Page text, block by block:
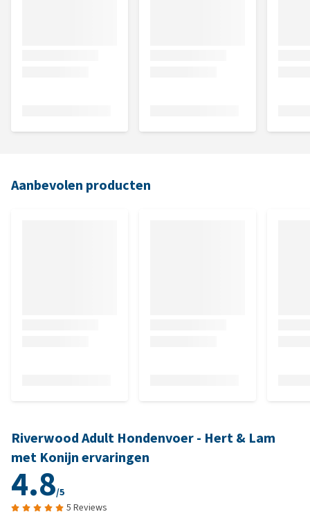
Aanbevolen producten
Riverwood Adult Hondenvoer - Hert & Lam
met Konijn ervaringen
4.8/5
5 Reviews